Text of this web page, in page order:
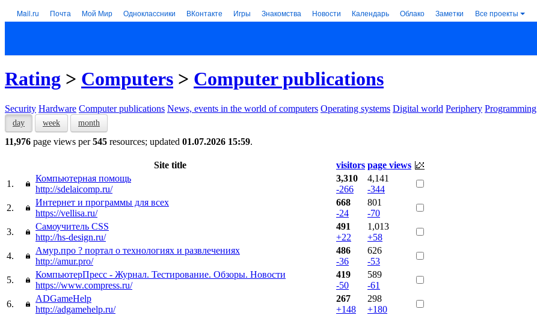
Mail.ru Почта Мой Мир Одноклассники ВКонтакте Игры Знакомства Новости Календарь Облако Заметки Все проекты
Rating > Computers > Computer publications
Security Hardware Computer publications News, events in the world of computers Operating systems Digital world Periphery Programming
day week month
11,976 page views per545 resources; updated 01.07.2026 15:59.
Site title visitors page views
1.
Компьютерная помощь
http://sdelaicomp.ru/
3,310
-266
4,141
-344
2.
Интернет и программы для всех
https://vellisa.ru/
668
-24
801
-70
3.
Самоучитель CSS
http://hs-design.ru/
491
+22
1,013
+58
4.
Амур.про ? портал о технологиях и развлечениях
http://amur.pro/
486
-36
626
-53
5.
КомпьютерПресс - Журнал. Тестирование. Обзоры. Новости
https://www.compress.ru/
419
-50
589
-61
6.
ADGameHelp
http://adgamehelp.ru/
267
+148
298
+180